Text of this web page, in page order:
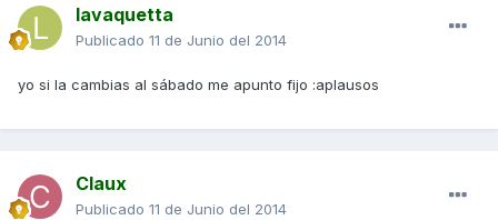
lavaquetta
Publicado 11 de Junio del 2014
yo si la cambias al sábado me apunto fijo :aplausos
Claux
Publicado 11 de Junio del 2014